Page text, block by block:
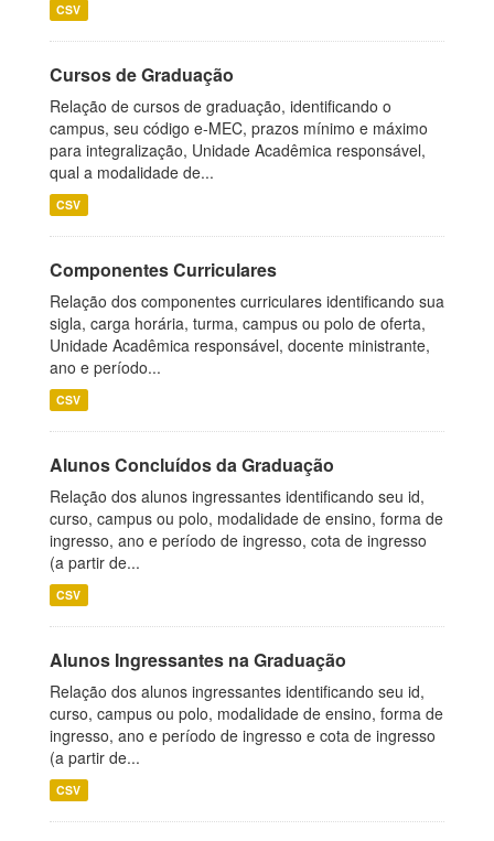
CSV
Cursos de Graduação
Relação de cursos de graduação, identificando o
campus, seu código e-MEC, prazos mínimo e máximo
para integralização, Unidade Acadêmica responsável,
qual a modalidade de...
CSV
Componentes Curriculares
Relação dos componentes curriculares identificando sua
sigla, carga horária, turma, campus ou polo de oferta,
Unidade Acadêmica responsável, docente ministrante,
ano e período...
CSV
Alunos Concluídos da Graduação
Relação dos alunos ingressantes identificando seu id,
curso, campus ou polo, modalidade de ensino, forma de
ingresso, ano e período de ingresso, cota de ingresso
(a partir de...
CSV
Alunos Ingressantes na Graduação
Relação dos alunos ingressantes identificando seu id,
curso, campus ou polo, modalidade de ensino, forma de
ingresso, ano e período de ingresso e cota de ingresso
(a partir de...
CSV